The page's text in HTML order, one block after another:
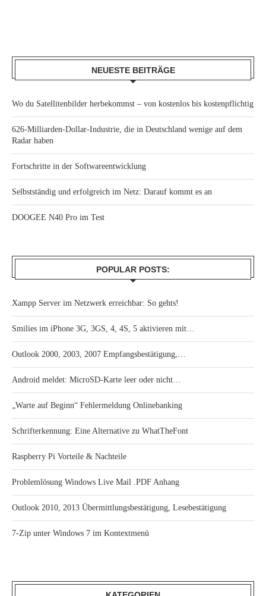
NEUESTE BEITRÄGE
Wo du Satellitenbilder herbekommst – von kostenlos bis kostenpflichtig
626-Milliarden-Dollar-Industrie, die in Deutschland wenige auf dem
Radar haben
Fortschritte in der Softwareentwicklung
Selbstständig und erfolgreich im Netz: Darauf kommt es an
DOOGEE N40 Pro im Test
POPULAR POSTS:
Xampp Server im Netzwerk erreichbar: So gehts!
Smilies im iPhone 3G, 3GS, 4, 4S, 5 aktivieren mit…
Outlook 2000, 2003, 2007 Empfangsbestätigung,…
Android meldet: MicroSD-Karte leer oder nicht…
„Warte auf Beginn“ Fehlermeldung Onlinebanking
Schrifterkennung: Eine Alternative zu WhatTheFont
Raspberry Pi Vorteile & Nachteile
Problemlösung Windows Live Mail .PDF Anhang
Outlook 2010, 2013 Übermittlungsbestätigung, Lesebestätigung
7-Zip unter Windows 7 im Kontextmenü